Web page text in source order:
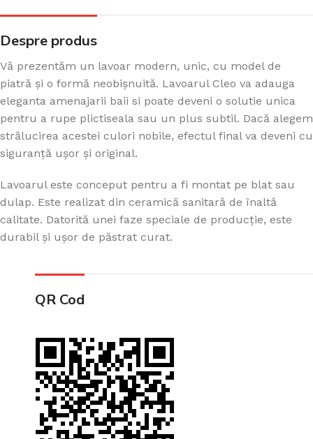
Despre produs
Vă prezentăm un lavoar modern, unic, cu model de
piatră și o formă neobișnuită. Lavoarul Cleo va adauga
eleganta amenajarii baii si poate deveni o solutie unica
pentru a rupe plictiseala sau un plus subtil. Dacă alegem
strălucirea acestei culori nobile, efectul final va deveni cu
siguranță ușor și original.
Lavoarul este conceput pentru a fi montat pe blat sau
dulap. Este realizat din ceramică sanitară de înaltă
calitate. Datorită unei faze speciale de producție, este
durabil și ușor de păstrat curat.
QR Cod